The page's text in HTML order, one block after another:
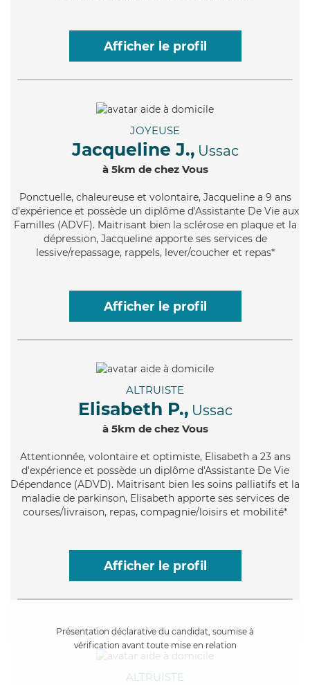
Afficher le profil
JOYEUSE
Jacqueline J., Ussac
à 5km de chez Vous
Ponctuelle, chaleureuse et volontaire, Jacqueline a 9 ans
d'expérience et possède un diplôme d'Assistante De Vie aux
Familles (ADVF). Maitrisant bien la sclérose en plaque et la
dépression, Jacqueline apporte ses services de
lessive/repassage, rappels, lever/coucher et repas*
Afficher le profil
ALTRUISTE
Elisabeth P., Ussac
à 5km de chez Vous
Attentionnée, volontaire et optimiste, Elisabeth a 23 ans
d'expérience et possède un diplôme d'Assistante De Vie
Dépendance (ADVD). Maitrisant bien les soins palliatifs et la
maladie de parkinson, Elisabeth apporte ses services de
courses/livraison, repas, compagnie/loisirs et mobilité*
Afficher le profil
Présentation déclarative du candidat, soumise à
vérification avant toute mise en relation
ALTRUISTE